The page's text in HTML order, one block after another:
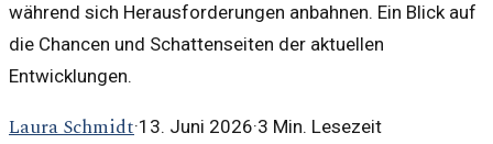
während sich Herausforderungen anbahnen. Ein Blick auf
die Chancen und Schattenseiten der aktuellen
Entwicklungen.
Laura Schmidt·13. Juni 2026·3 Min. Lesezeit